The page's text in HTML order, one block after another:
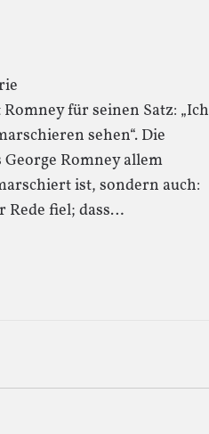
für seinen Satz: „Ich
sehen“. Die
Romney allem
ist, sondern auch:
Rede fiel; dass…